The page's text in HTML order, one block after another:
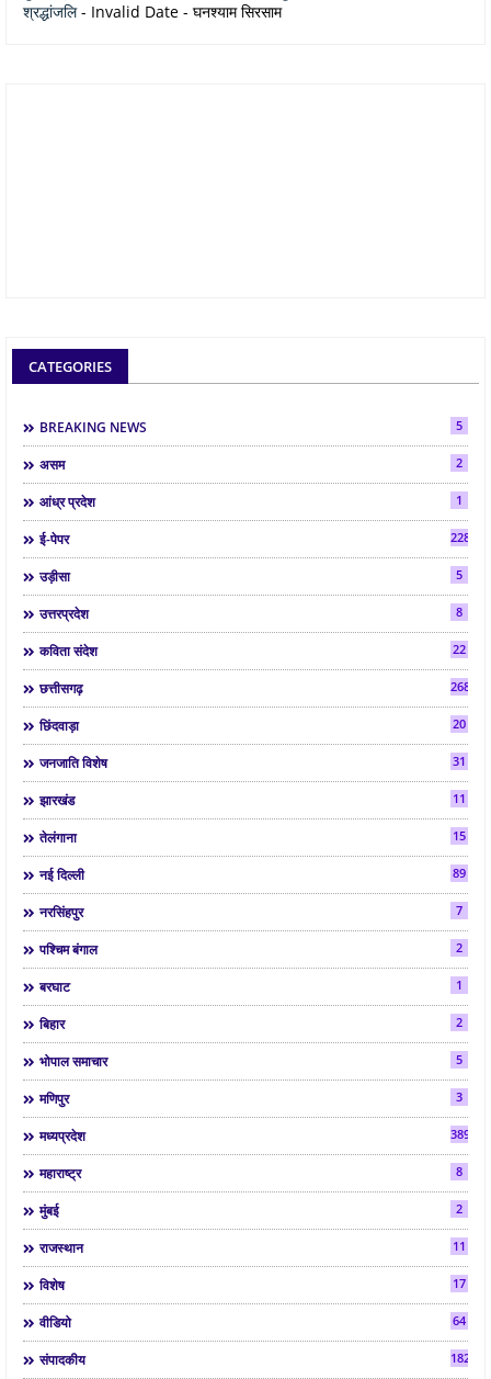
श्रद्धांजलि- Invalid Date - घनश्याम सिरसाम
CATEGORIES
BREAKING NEWS 5
असम 2
आंध्र प्रदेश 1
ई-पेपर 2286
उड़ीसा 5
उत्तरप्रदेश 8
कविता संदेश 22
छत्तीसगढ़ 268
छिंदवाड़ा 20
जनजाति विशेष 31
झारखंड 11
तेलंगाना 15
नई दिल्ली 89
नरसिंहपुर 7
पश्चिम बंगाल 2
बरघाट 1
बिहार 2
भोपाल समाचार 5
मणिपुर 3
मध्यप्रदेश 3892
महाराष्ट्र 8
मुंबई 2
राजस्थान 11
विशेष 17
वीडियो 64
संपादकीय 182